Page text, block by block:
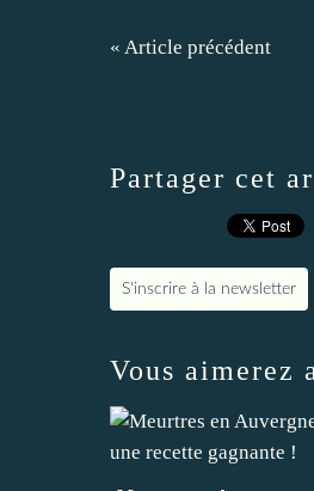
« Article précédent
Partager cet
S'inscrire à la newsletter
Vous aimerez